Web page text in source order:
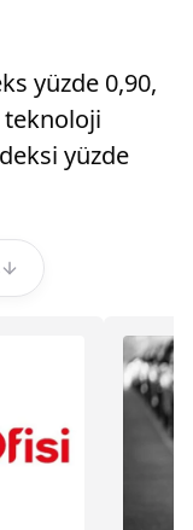
yüzde 0,90,
teknoloji
yüzde